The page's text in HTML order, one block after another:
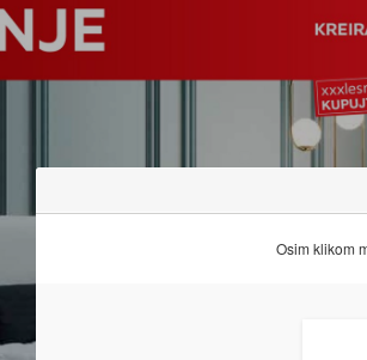
Osim klikom